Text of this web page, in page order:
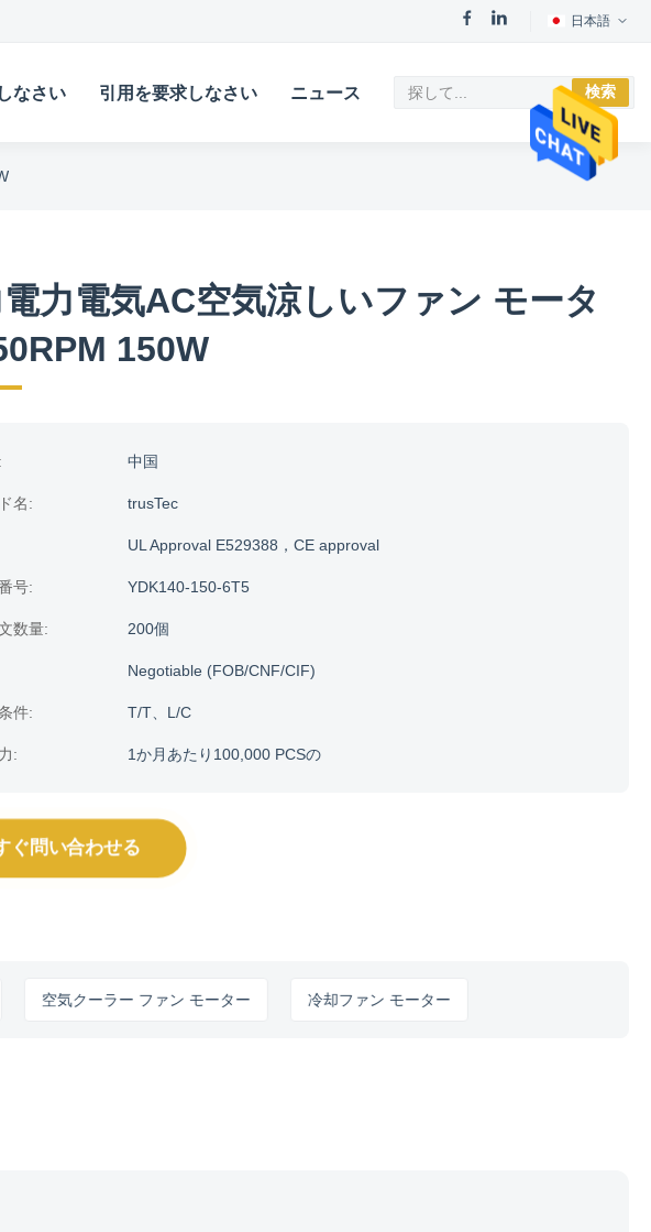
日本語
なさい 引用を要求しなさい ニュース 検索
力電気AC空気涼しいファン モータ
150W
中国
名: trusTec
UL Approval E529388，CE approval
号: YDK140-150-6T5
数量: 200個
Negotiable (FOB/CNF/CIF)
件: T/T、L/C
: 1か月あたり100,000 PCSの
ぐ問い合わせる
空気クーラー ファン モーター 冷却ファン モーター